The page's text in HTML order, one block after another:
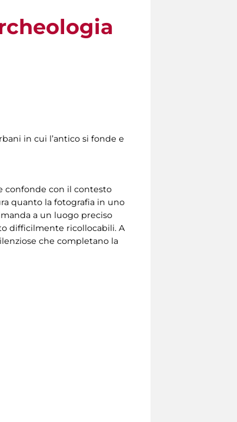
in cui l’antico si fonde e
confonde con il contesto
quanto la fotografia in uno
a un luogo preciso
difficilmente ricollocabili. A
che completano la